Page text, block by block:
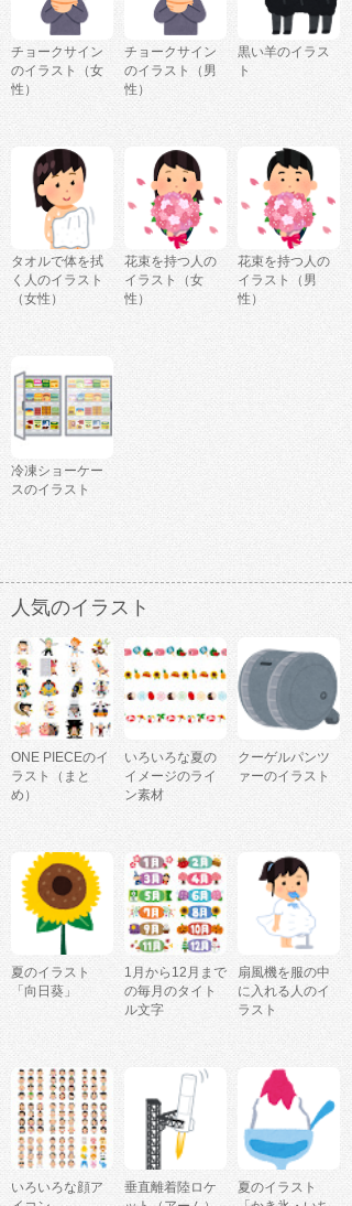
チョークサイン
のイラスト（女
性）
チョークサイン
のイラスト（男
性）
黒い羊のイラス
ト
タオルで体を拭
く人のイラスト
（女性）
花束を持つ人の
イラスト（女
性）
花束を持つ人の
イラスト（男
性）
冷凍ショーケー
スのイラスト
人気のイラスト
ONE PIECEのイ
ラスト（まと
め）
いろいろな夏の
イメージのライ
ン素材
クーゲルパンツ
ァーのイラスト
夏のイラスト
「向日葵」
1月から12月まで
の毎月のタイト
ル文字
扇風機を服の中
に入れる人のイ
ラスト
いろいろな顔ア
垂直離着陸ロケ
夏のイラスト